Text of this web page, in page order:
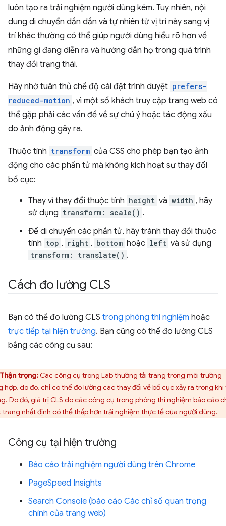
luôn tạo ra trải nghiệm người dùng kém. Tuy nhiên, nội
dung di chuyển dần dần và tự nhiên từ vị trí này sang vị
trí khác thường có thể giúp người dùng hiểu rõ hơn về
những gì đang diễn ra và hướng dẫn họ trong quá trình
thay đổi trạng thái.
Hãy nhớ tuân thủ chế độ cài đặt trình duyệt prefers-
reduced-motion , vì một số khách truy cập trang web có
thể gặp phải các vấn đề về sự chú ý hoặc tác động xấu
do ảnh động gây ra.
Thuộc tính transform của CSS cho phép bạn tạo ảnh
động cho các phần tử mà không kích hoạt sự thay đổi
bố cục:
Thay vì thay đổi thuộc tính height và width , hãy
sử dụng transform: scale() .
Để di chuyển các phần tử, hãy tránh thay đổi thuộc
tính top , right , bottom hoặc left và sử dụng
transform: translate() .
Cách đo lường CLS
Bạn có thể đo lường CLS trong phòng thí nghiệm hoặc
trực tiếp tại hiện trường. Bạn cũng có thể đo lường CLS
bằng các công cụ sau:
Thận trọng:Các công cụ trong Lab thường tải trang trong môi trường
hợp, do đó, chỉ có thể đo lường các thay đổi về bố cục xảy ra trong khi
Do đó, giá trị CLS do các công cụ trong phòng thí nghiệm báo cáo
trang nhất định có thể thấp hơn trải nghiệm thực tế của người dùng.
Công cụ tại hiện trường
Báo cáo trải nghiệm người dùng trên Chrome
PageSpeed Insights
Search Console (báo cáo Các chỉ số quan trọng
chính của trang web)